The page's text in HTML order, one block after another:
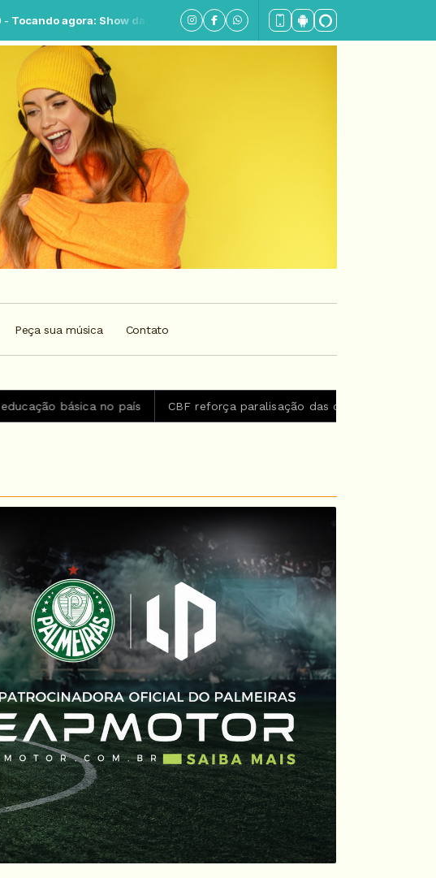
Show da tarde - Parte 1
Peça sua música Contato
CBF reforça paralisação das competições durante Copa Feminina